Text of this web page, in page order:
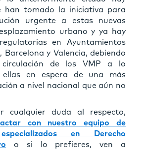
han tomado la iniciativa para
urgente a estas nuevas
urbano y ya hay
en Ayuntamientos
Barcelona y Valencia, debiendo
de los VMP a lo
ellas en espera de una más
a nivel nacional que aún no
cualquier duda al respecto,
con nuestro equipo de
en Derecho
o si lo prefieres, ven a